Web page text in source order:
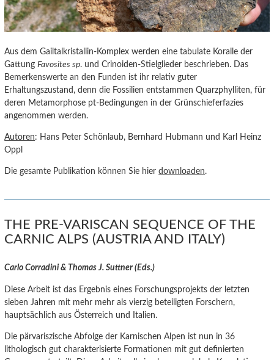
Aus dem Gailtalkristallin-Komplex werden eine tabulate Koralle der
GattungFavosites sp. und Crinoiden-Stielglieder beschrieben. Das
Bemerkenswerte an den Funden ist ihr relativ guter
Erhaltungszustand, denn die Fossilien entstammen Quarzphylliten, für
deren Metamorphose pt-Bedingungen in der Grünschieferfazies
angenommen werden.
Autoren: Hans Peter Schönlaub, Bernhard Hubmann und Karl Heinz
Oppl
Die gesamte Publikation können Sie hierdownloaden.
THE PRE-VARISCAN SEQUENCE OF THE
CARNIC ALPS (AUSTRIA AND ITALY)
Carlo Corradini & Thomas J. Suttner (Eds.)
Diese Arbeit ist das Ergebnis eines Forschungsprojekts der letzten
sieben Jahren mit mehr mehr als vierzig beteiligten Forschern,
hauptsächlich aus Österreich und Italien.
Die pärvariszische Abfolge der Karnischen Alpen ist nun in 36
lithologisch gut charakterisierte Formationen mit gut definierten